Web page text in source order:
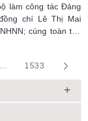
làm công tác Đảng
chí Lê Thị Mai
cùng toàn thể
Giảng viên là
navigate.
...Trang trung gian
1533